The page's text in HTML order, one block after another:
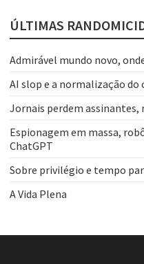
ÚLTIMAS
Admirável mundo novo,
AI slop e a normalização do
Jornais perdem assinantes,
Espionagem em massa,
ChatGPT
Sobre privilégio e tempo
A Vida Plena